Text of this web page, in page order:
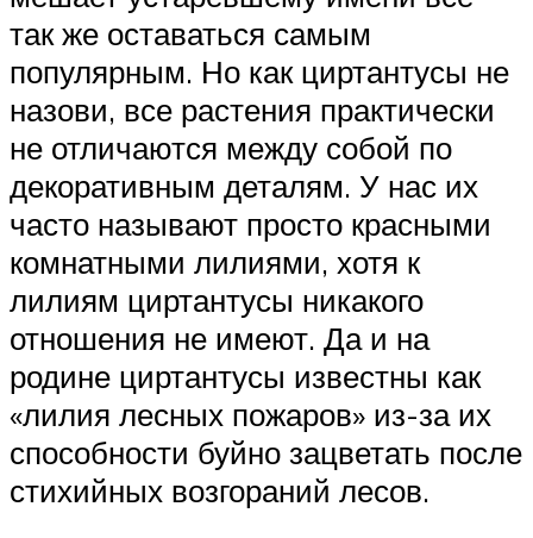
так же оставаться самым
популярным. Но как циртантусы не
назови, все растения практически
не отличаются между собой по
декоративным деталям. У нас их
часто называют просто красными
комнатными лилиями, хотя к
лилиям циртантусы никакого
отношения не имеют. Да и на
родине циртантусы известны как
«лилия лесных пожаров» из-за их
способности буйно зацветать после
стихийных возгораний лесов.